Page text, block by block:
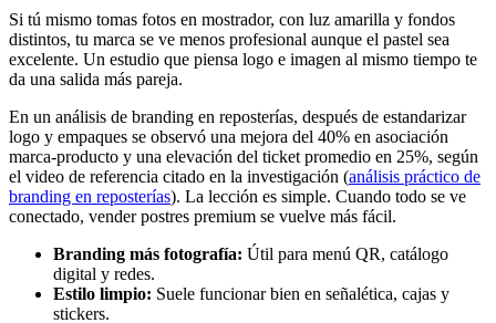
Si tú mismo tomas fotos en mostrador, con luz amarilla y fondos
distintos, tu marca se ve menos profesional aunque el pastel sea
excelente. Un estudio que piensa logo e imagen al mismo tiempo te
da una salida más pareja.
En un análisis de branding en reposterías, después de estandarizar
logo y empaques se observó una mejora del 40% en asociación
marca-producto y una elevación del ticket promedio en 25%, según
el video de referencia citado en la investigación (análisis práctico de
branding en reposterías). La lección es simple. Cuando todo se ve
conectado, vender postres premium se vuelve más fácil.
Branding más fotografía: Útil para menú QR, catálogo
digital y redes.
Estilo limpio: Suele funcionar bien en señalética, cajas y
stickers.